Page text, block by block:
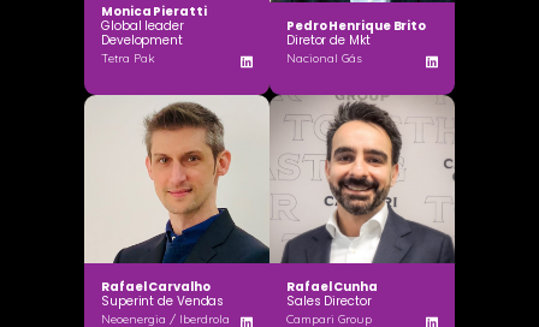
Monica Pieratti
Global leader
Development
Tetra Pak
Pedro Henrique Brito
Diretor de Mkt
Nacional Gás
Rafael Carvalho
Superint de Vendas
Neoenergia / Iberdrola
Rafael Cunha
Sales Director
Campari Group